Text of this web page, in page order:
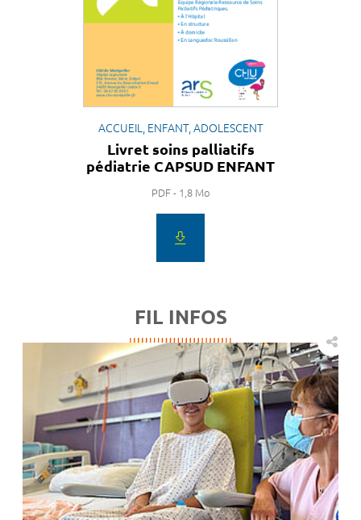
ACCUEIL, ENFANT, ADOLESCENT
Livret soins palliatifs
pédiatrie CAPSUD ENFANT
PDF - 1,8 Mo
FIL INFOS